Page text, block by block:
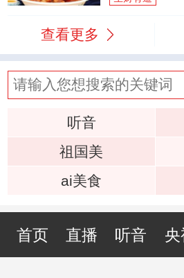
查看更多
听音
祖国美
ai美食
首页 直播 听音